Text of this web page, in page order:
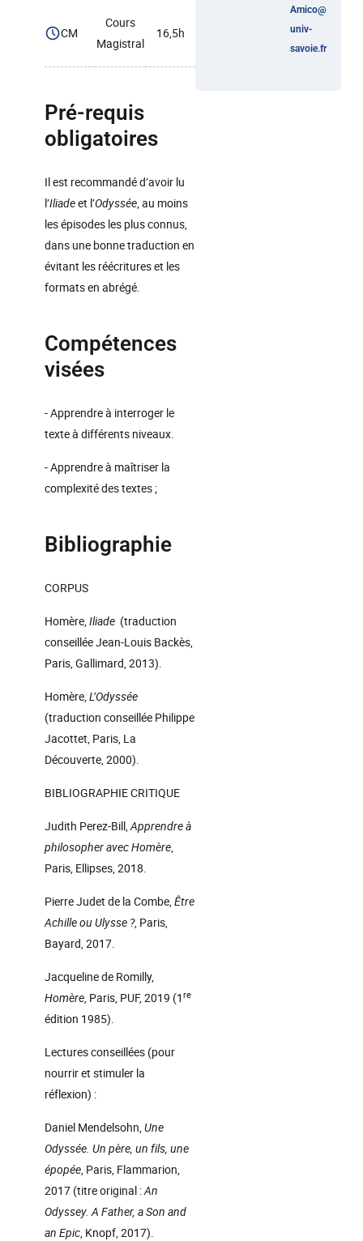
CM
Cours
Magistral
16,5h
Pré-requis
obligatoires
Il est recommandé d’avoir lu
l’Iliadeet l’Odyssée, au moins
les épisodes les plus connus,
dans une bonne traduction en
évitant les réécritures et les
formats en abrégé.
Compétences
visées
- Apprendre à interroger le
texte à différents niveaux.
- Apprendre à maîtriser la
complexité des textes ;
Bibliographie
CORPUS
Homère,Iliade (traduction
conseillée Jean-Louis Backès,
Paris, Gallimard, 2013).
Homère,L’Odyssée
(traduction conseillée Philippe
Jacottet, Paris, La
Découverte, 2000).
BIBLIOGRAPHIE CRITIQUE
Judith Perez-Bill,Apprendre à
philosopher avec Homère,
Paris, Ellipses, 2018.
Pierre Judet de la Combe,Être
Achille ou Ulysse ?, Paris,
Bayard, 2017.
Jacqueline de Romilly,
Homère, Paris, PUF, 2019 (1 re
édition 1985).
Lectures conseillées (pour
nourrir et stimuler la
réflexion) :
Daniel Mendelsohn,Une
Odyssée. Un père, un fils, une
épopée, Paris, Flammarion,
2017 (titre original :An
Odyssey. A Father, a Son and
an Epic, Knopf, 2017).
Amico@
univ-
savoie.fr